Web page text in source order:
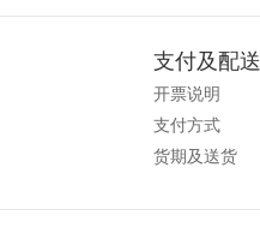
支付及配送
开票说明
支付方式
货期及送货